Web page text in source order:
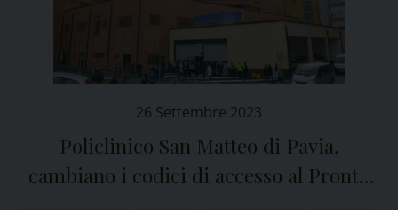
26 Settembre 2023
Policlinico San Matteo di Pavia,
cambiano i codici di accesso al Pronto